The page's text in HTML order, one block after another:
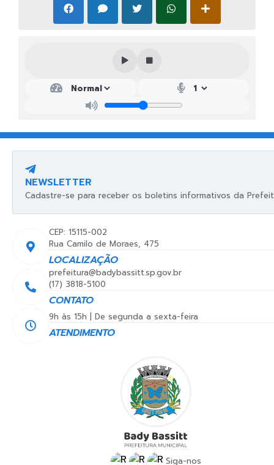
Siga-nos
LOCALIZAÇÃO
Rua Camilo de Moraes, 475
CEP: 15115-002
CONTATO
(17) 3818-5100
prefeitura@badybassitt.sp.gov.br
ATENDIMENTO
9h às 15h | De segunda a sexta-feira
NEWSLETTER
Cadastre-se para receber os boletins informativos da